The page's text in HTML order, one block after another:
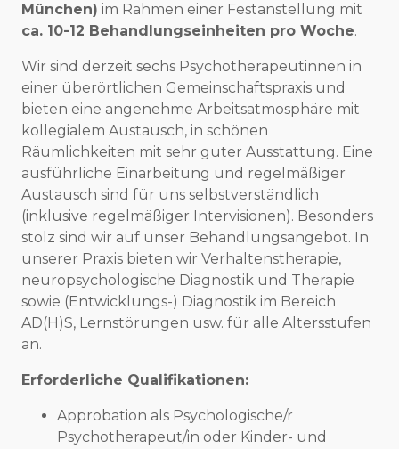
München) im Rahmen einer Festanstellung mit
ca. 10-12 Behandlungseinheiten pro Woche.
Wir sind derzeit sechs Psychotherapeutinnen in
einer überörtlichen Gemeinschaftspraxis und
bieten eine angenehme Arbeitsatmosphäre mit
kollegialem Austausch, in schönen
Räumlichkeiten mit sehr guter Ausstattung. Eine
ausführliche Einarbeitung und regelmäßiger
Austausch sind für uns selbstverständlich
(inklusive regelmäßiger Intervisionen). Besonders
stolz sind wir auf unser Behandlungsangebot. In
unserer Praxis bieten wir Verhaltenstherapie,
neuropsychologische Diagnostik und Therapie
sowie (Entwicklungs-) Diagnostik im Bereich
AD(H)S, Lernstörungen usw. für alle Altersstufen
an.
Erforderliche Qualifikationen:
Approbation als Psychologische/r
Psychotherapeut/in oder Kinder- und